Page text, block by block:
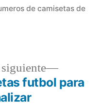
de camisetas de
Entrada
siguiente:
futbol para